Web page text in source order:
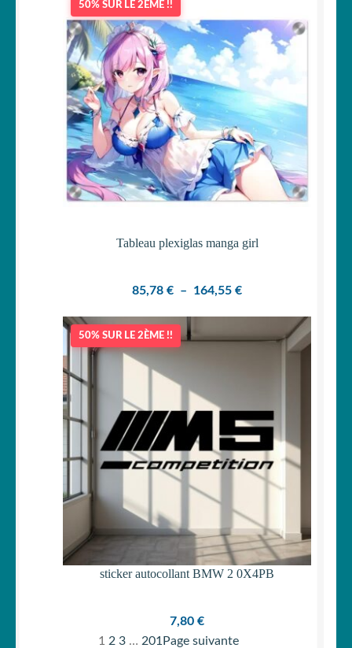
50% SUR LE 2ÈME !!
Tableau plexiglas manga girl
85,78 € – 164,55 €Plage
50% SUR LE 2ÈME !!
sticker autocollant BMW 2 0X4PB
7,80 €
1 2 3 … 201 Page suivante